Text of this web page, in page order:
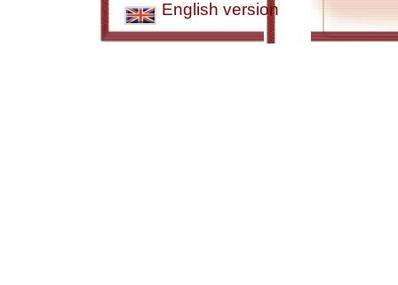
English version